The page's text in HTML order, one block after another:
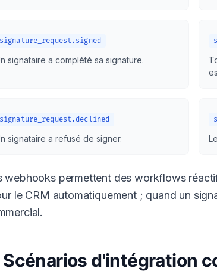
signature_request.signed
signataire a complété sa signature.
signature_request.declined
signataire a refusé de signer.
webhooks permettent des workflows
le CRM automatiquement ; quand un
Scénarios d'intégration